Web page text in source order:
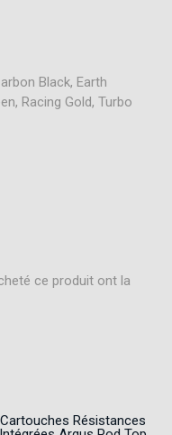
Black, Earth
Racing Gold, Turbo
ce produit ont la